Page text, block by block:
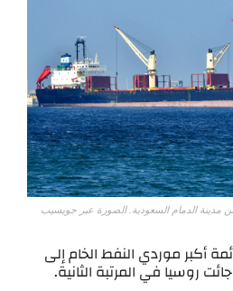
مدينة الدمام السعودية. الصورة عبر جويسيب
أكبر موردي النفط الخام إلى